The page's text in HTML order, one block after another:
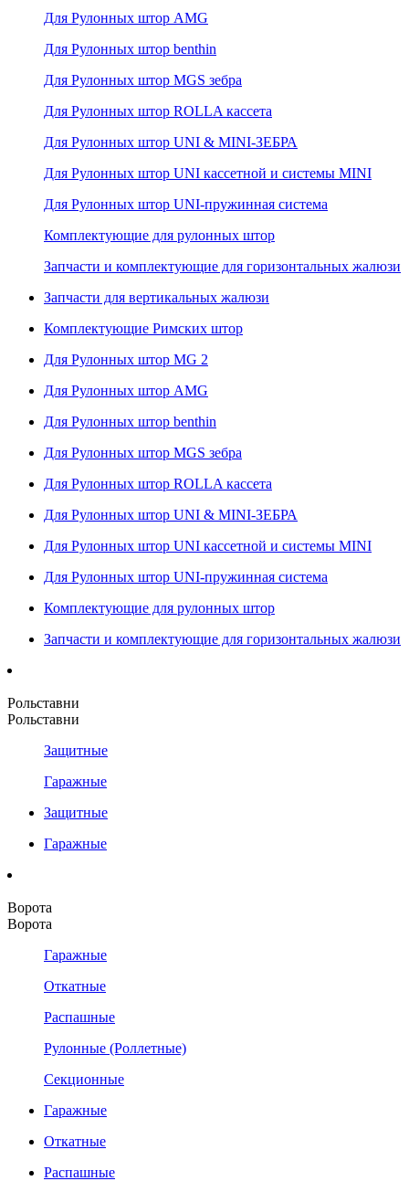
Для Рулонных штор AMG
Для Рулонных штор benthin
Для Рулонных штор MGS зебра
Для Рулонных штор ROLLA кассета
Для Рулонных штор UNI & MINI-ЗЕБРА
Для Рулонных штор UNI кассетной и системы MINI
Для Рулонных штор UNI-пружинная система
Комплектующие для рулонных штор
Запчасти и комплектующие для горизонтальных жалюзи
Запчасти для вертикальных жалюзи
Комплектующие Римских штор
Для Рулонных штор MG 2
Для Рулонных штор AMG
Для Рулонных штор benthin
Для Рулонных штор MGS зебра
Для Рулонных штор ROLLA кассета
Для Рулонных штор UNI & MINI-ЗЕБРА
Для Рулонных штор UNI кассетной и системы MINI
Для Рулонных штор UNI-пружинная система
Комплектующие для рулонных штор
Запчасти и комплектующие для горизонтальных жалюзи
Рольставни
Рольставни
Защитные
Гаражные
Защитные
Гаражные
Ворота
Ворота
Гаражные
Откатные
Распашные
Рулонные (Роллетные)
Секционные
Гаражные
Откатные
Распашные